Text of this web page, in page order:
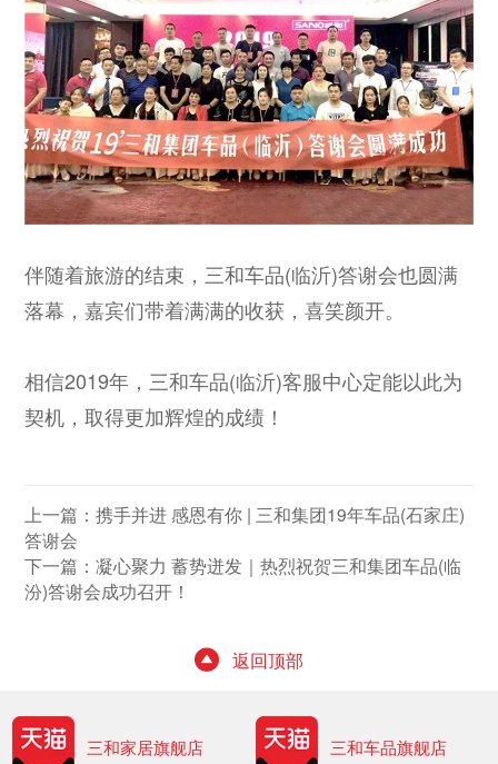
伴随着旅游的结束，三和车品(临沂)答谢会也圆满
落幕，嘉宾们带着满满的收获，喜笑颜开。
相信2019年，三和车品(临沂)客服中心定能以此为
契机，取得更加辉煌的成绩！
上一篇：携手并进 感恩有你 | 三和集团19年车品(石家庄)
答谢会
下一篇：凝心聚力 蓄势迸发｜热烈祝贺三和集团车品(临
汾)答谢会成功召开！
返回顶部
三和家居旗舰店 三和车品旗舰店